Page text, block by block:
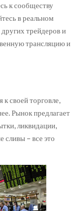
к сообществу
в реальном
трейдеров и
трансляцию и
своей торговле,
Рынок предлагает
ликвидации,
сливы – все это